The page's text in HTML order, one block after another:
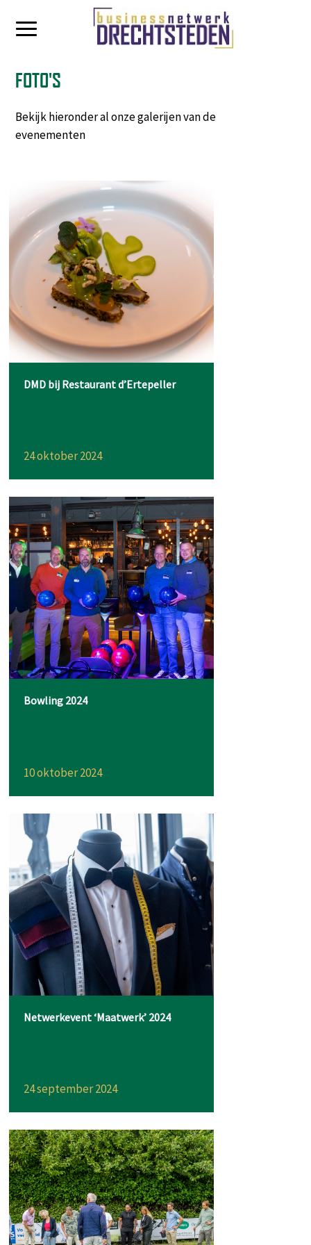
FOTO'S
Bekijk hieronder al onze galerijen van de
evenementen
DMD bij Restaurant d’Ertepeller
24 oktober 2024
Bowling 2024
10 oktober 2024
Netwerkevent ‘Maatwerk’ 2024
24 september 2024